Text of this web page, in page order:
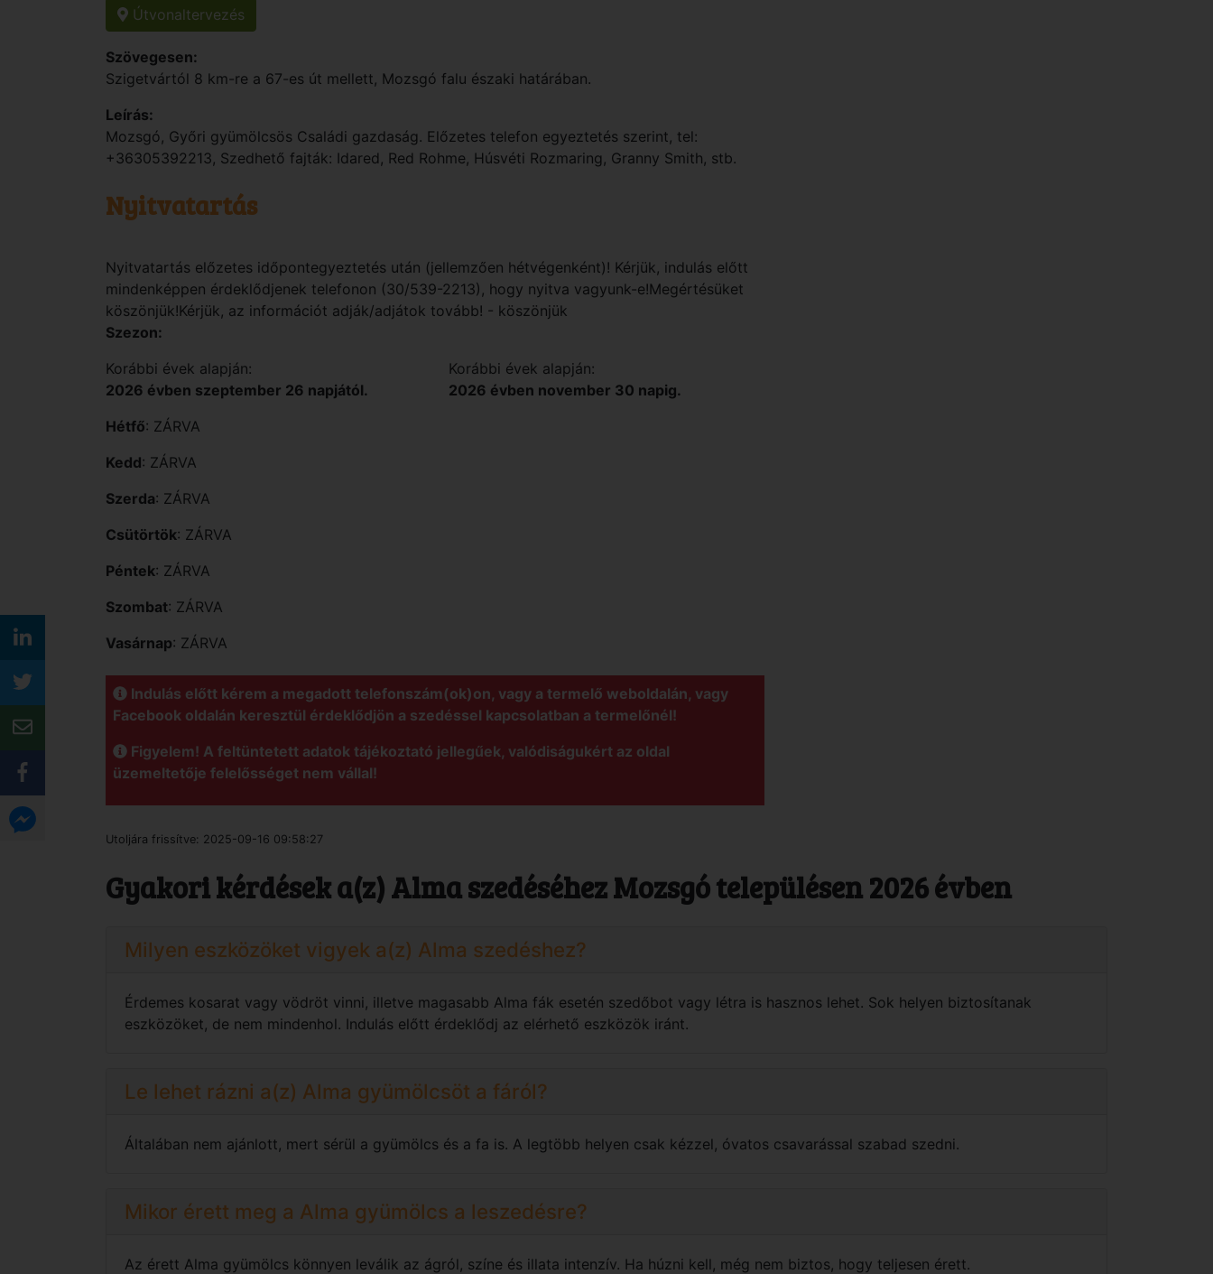
Útvonaltervezés
Szövegesen:
Szigetvártól 8 km-re a 67-es út mellett, Mozsgó falu északi határában.
Leírás:
Mozsgó, Győri gyümölcsös Családi gazdaság. Előzetes telefon egyeztetés szerint, tel:
+36305392213, Szedhető fajták: Idared, Red Rohme, Húsvéti Rozmaring, Granny Smith, stb.
Nyitvatartás
Nyitvatartás előzetes időpontegyeztetés után (jellemzően hétvégenként)! Kérjük, indulás előtt
mindenképpen érdeklődjenek telefonon (30/539-2213), hogy nyitva vagyunk-e!Megértésüket
köszönjük!Kérjük, az információt adják/adjátok tovább! - köszönjük
Szezon:
Korábbi évek alapján:
2026 évben szeptember 26 napjától.
Korábbi évek alapján:
2026 évben november 30 napig.
Hétfő: ZÁRVA
Kedd: ZÁRVA
Szerda: ZÁRVA
Csütörtök: ZÁRVA
Péntek: ZÁRVA
Szombat: ZÁRVA
Vasárnap: ZÁRVA
Indulás előtt kérem a megadott telefonszám(ok)on, vagy a termelő weboldalán, vagy
Facebook oldalán keresztül érdeklődjön a szedéssel kapcsolatban a termelőnél!
Figyelem! A feltüntetett adatok tájékoztató jellegűek, valódiságukért az oldal
üzemeltetője felelősséget nem vállal!
Utoljára frissítve: 2025-09-16 09:58:27
Gyakori kérdések a(z) Alma szedéséhez Mozsgó településen 2026 évben
Milyen eszközöket vigyek a(z) Alma szedéshez?
Érdemes kosarat vagy vödröt vinni, illetve magasabb Alma fák esetén szedőbot vagy létra is hasznos lehet. Sok helyen biztosítanak
eszközöket, de nem mindenhol. Indulás előtt érdeklődj az elérhető eszközök iránt.
Le lehet rázni a(z) Alma gyümölcsöt a fáról?
Általában nem ajánlott, mert sérül a gyümölcs és a fa is. A legtöbb helyen csak kézzel, óvatos csavarással szabad szedni.
Mikor érett meg a Alma gyümölcs a leszedésre?
Az érett Alma gyümölcs könnyen leválik az ágról, színe és illata intenzív. Ha húzni kell, még nem biztos, hogy teljesen érett.